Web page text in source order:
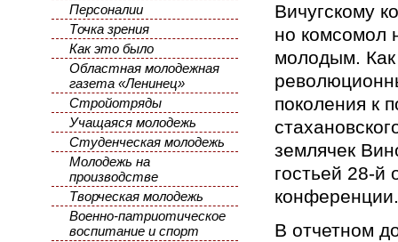
Персоналии
Точка зрения
Как это было
Областная молодежная
газета «Ленинец»
Стройотряды
Учащаяся молодежь
Студенческая молодежь
Молодежь на
производстве
Творческая молодежь
Военно-патриотическое
воспитание и спорт
Вичугскому
но комсомол
молодым. Как
поколения к
землячек
гостьей 28-й
конференции.
В отчетном